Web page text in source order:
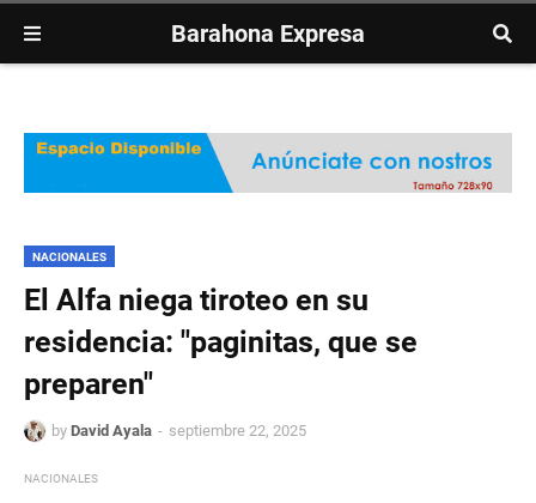
Barahona Expresa
NACIONALES
El Alfa niega tiroteo en su
residencia: "paginitas, que se
preparen"
by David Ayala septiembre 22, 2025
NACIONALES